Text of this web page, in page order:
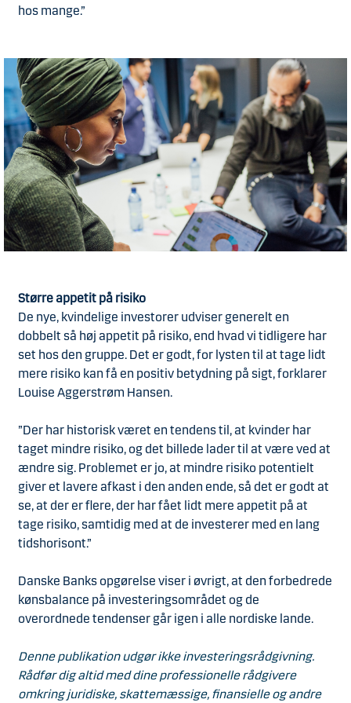
hos mange.”
Større appetit på risiko
De nye, kvindelige investorer udviser generelt en
dobbelt så høj appetit på risiko, end hvad vi tidligere har
set hos den gruppe. Det er godt, for lysten til at tage lidt
mere risiko kan få en positiv betydning på sigt, forklarer
Louise Aggerstrøm Hansen.
”Der har historisk været en tendens til, at kvinder har
taget mindre risiko, og det billede lader til at være ved at
ændre sig. Problemet er jo, at mindre risiko potentielt
giver et lavere afkast i den anden ende, så det er godt at
se, at der er flere, der har fået lidt mere appetit på at
tage risiko, samtidig med at de investerer med en lang
tidshorisont.”
Danske Banks opgørelse viser i øvrigt, at den forbedrede
kønsbalance på investeringsområdet og de
overordnede tendenser går igen i alle nordiske lande.
Denne publikationudgør ikke investeringsrådgivning.
Rådfør dig altid med dine professionelle rådgivere
omkring juridiske, skattemæssige, finansielle og andre